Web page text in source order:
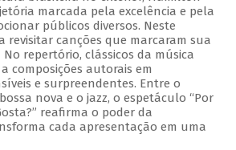
marcada pela excelência e pela
públicos diversos. Neste
revisitar canções que marcaram sua
No repertório, clássicos da música
composições autorais em
e surpreendentes. Entre o
nova e o jazz, o espetáculo “Por
reafirma o poder da
cada apresentação em uma